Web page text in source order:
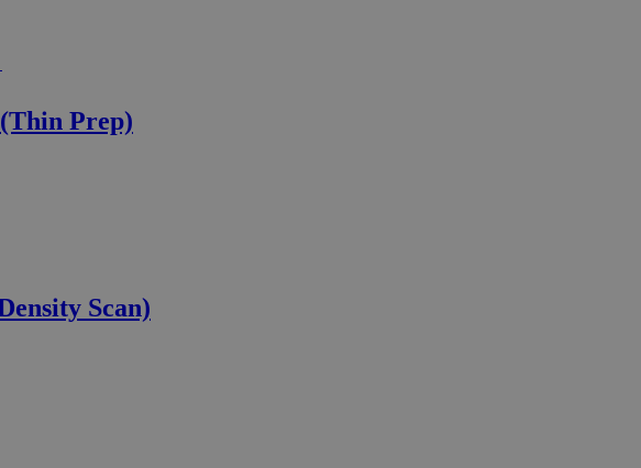
Prep)
Scan)